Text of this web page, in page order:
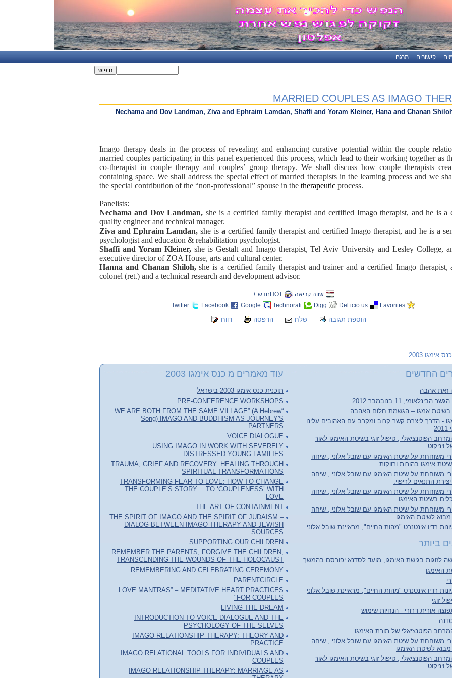
קישורים תרגם
MARRIED COUPLES AS IMAGO
Nechama and Dov Landman, Ziva and Ephraim Lamdan, Shaffi and Yoram Kleiner, Hana and Chanan
Imago therapy deals in the process of revealing and enhancing curative potential within the couple
married couples participating in this panel experienced this process, which lead to their working together as
co-therapist in couple therapy and couples’ group therapy. We shall discuss how couple therapists
containing space. We shall address the special effect of married therapists in the learning process and we
the special contribution of the “non-professional” spouse in the therapeutic process.
Panelists:
Nechama and Dov Landman, she is a certified family therapist and certified Imago therapist, and he is a
quality engineer and technical manager.
Ziva and Ephraim Lamdan,she isa certified family therapist and certified Imago therapist, and he is a
psychologist and education & rehabilitation psychologist.
Shaffi and Yoram Kleiner, she is Gestalt and Imago therapist, Tel Aviv University and Lesley College,
executive director of ZOA House, arts and cultural center.
Hanna and Chanan Shiloh,she is a certified family therapist and trainer and a certified Imago therapist,
colonel (ret.) and a technical research and development advisor.
שווה קריאה
HOTחדש +
Favorites
Del.icio.us
Digg
Technorati
Google
Facebook
Twitter
הוספת תגובה שלח הדפסה דווח
כנס אימגו 2003
החדשים
זאת אהבה
11 בנובמבר 2012
בשיטת אמגו – הגשמת חלום האהבה
- הדרך ליצרת קשר קרוב ומקרב עם האהובים עלינו
הפוטנציאלי , טיפול זוגי בשיטת האימגו לאור
ויניקוט
משוחחת על שיטת האימגו עם שובל אלוני , שיחה
אימגו בהורות ורווקות.
משוחחת על שיטת האימגו עם שובל אלוני , שיחה
התנאים לריפוי.
משוחחת על שיטת האימגו עם שובל אלוני , שיחה
בשיטת האימגו.
משוחחת על שיטת האימגו עם שובל אלוני , שיחה
לשיטת האימגו
רדיו אינטנרט "מהות החיים", מראיינת שובל אלוני
ביותר
לזוגות בגישת האימגו, מועד לסדנא יפורסם בהמשך
האימגו
רדיו אינטנרט "מהות החיים", מראיינת שובל אלוני
זוגי
אורית דרורי - הנחיות שימוש
הפוטנציאלי של תורת האימגו
משוחחת על שיטת האימגו עם שובל אלוני , שיחה
לשיטת האימגו
הפוטנציאלי , טיפול זוגי בשיטת האימגו לאור
ויניקוט
עוד מאמרים מ כנס אימגו 2003
תוכנית כנס אימגו 2003 בישראל
PRE-CONFERENCE WORKSHOPS
“WE ARE BOTH FROM THE SAME VILLAGE” (A Hebrew
Song) IMAGO AND BUDDHISM AS JOURNEY'S
PARTNERS
VOICE DIALOGUE
USING IMAGO IN WORK WITH SEVERELY
DISTRESSED YOUNG FAMILIES
TRAUMA, GRIEF AND RECOVERY: HEALING THROUGH
SPIRITUAL TRANSFORMATIONS
TRANSFORMING FEAR TO LOVE: HOW TO CHANGE
THE COUPLE’S STORY …TO ‘COUPLENESS’ WITH
LOVE
THE ART OF CONTAINMENT
THE SPIRIT OF IMAGO AND THE SPIRIT OF JUDAISM –
DIALOG BETWEEN IMAGO THERAPY AND JEWISH
SOURCES
SUPPORTING OUR CHILDREN
REMEMBER THE PARENTS, FORGIVE THE CHILDREN,
TRANSCENDING THE WOUNDS OF THE HOLOCAUST
REMEMBERING AND CELEBRATING CEREMONY
PARENTCIRCLE
LOVE MANTRAS” – MEDITATIVE HEART PRACTICES
FOR COUPLES"
LIVING THE DREAM
INTRODUCTION TO VOICE DIALOGUE AND THE
PSYCHOLOGY OF THE SELVES
IMAGO RELATIONSHIP THERAPY: THEORY AND
PRACTICE
IMAGO RELATIONAL TOOLS FOR INDIVIDUALS AND
COUPLES
IMAGO RELATIONSHIP THERAPY: MARRIAGE AS